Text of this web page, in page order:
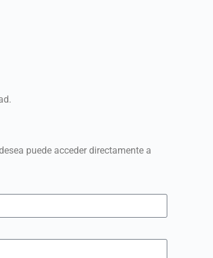
puede acceder directamente a